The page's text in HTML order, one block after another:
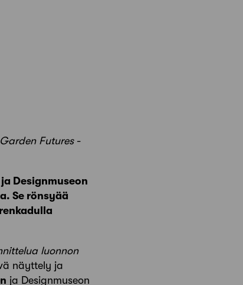
Garden Futures-
Designmuseon
Se rönsyää
luonnon
näyttely ja
ja Designmuseon